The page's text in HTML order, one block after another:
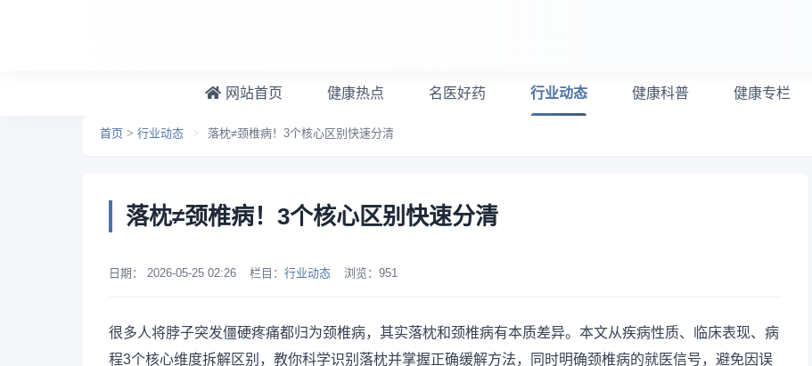
网站首页 健康热点 名医好药 行业动态 健康科普 健康专栏
首页 > 行业动态 > 落枕≠颈椎病！3个核心区别快速分清
落枕≠颈椎病！3个核心区别快速分清
日期： 2026-05-25 02:26 栏目： 行业动态 浏览： 951
很多人将脖子突发僵硬疼痛都归为颈椎病，其实落枕和颈椎病有本质差异。本文从疾病性质、临床表现、病
程3个核心维度拆解区别，教你科学识别落枕并掌握正确缓解方法，同时明确颈椎病的就医信号，避免因误